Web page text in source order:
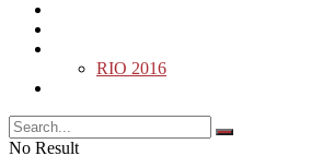
RIO 2016
No Result